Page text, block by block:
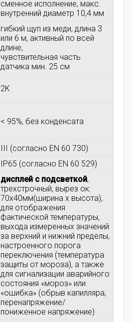
сменное исполнение, макс.
внутренний диаметр 10,4 мм
гибкий щуп из меди, длина 3
или 6 м, активный по всей
длине,
чувствительная часть
датчика мин. 25 см
2K
< 95%, без конденсата
III (согласно EN 60 730)
IP65 (согласно EN 60 529)
дисплей с подсветкой,
трехстрочный, вырез ок.
70x40мм(ширина x высота),
для отображения
фактической температуры,
выхода измеренных значений
за верхний и нижний пределы,
настроенного порога
переключения (температура
защиты от мороза), а также
для сигнализации аварийного
состояния «мороз» или
«ошибка» (обрыв капилляра,
перенапряжение/
пониженное напряжение)